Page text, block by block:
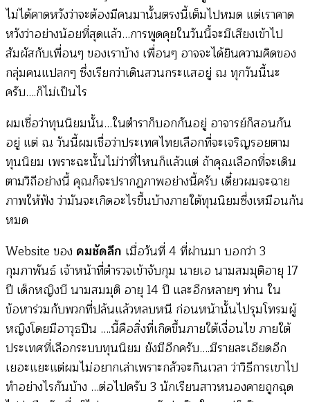
ไม่ได้คาดหวังว่าจะต้องมีคนมานั้นตรงนี้เต็มไปหมด แต่เราคาด
หวังว่าอย่างน้อยที่สุดแล้ว…การพูดคุยในวันนี้จะมีเสียงเข้าไป
สัมผัสกับเพื่อนๆ ของเราบ้าง เพื่อนๆ อาจจะได้ยินความคิดของ
กลุ่มคนแปลกๆ ซึ่งเรียกว่าเดินสวนกระแสอยู่ ณ ทุกวันนี้นะ
ครับ….ก็ไม่เป็นไร
ผมเชื่อว่าทุนนิยมนั้น…ในตำราก็บอกกันอยู่ อาจารย์ก็สอนกัน
อยู่ แต่ ณ วันนี้ผมเชื่อว่าประเทศไทยเลือกที่จะเจริญรอยตาม
ทุนนิยม เพราะฉะนั้นไม่ว่าที่ไหนก็แล้วแต่ ถ้าคุณเลือกที่จะเดิน
ตามวิถีอย่างนี้ คุณก็จะปรากฏภาพอย่างนี้ครับ เดี๋ยวผมจะฉาย
ภาพให้ฟัง ว่ามันจะเกิดอะไรขึ้นบ้างภายใต้ทุนนิยมซึ่งเหมือนกัน
หมด
Website ของ คมชัดลึก เมื่อวันที่ 4 ที่ผ่านมา บอกว่า 3
กุมภาพันธ์ เจ้าหน้าที่ตำรวจเข้าจับกุม นายเอ นามสมมุติอายุ 17
ปี เด็กหญิงบี นามสมมุติ อายุ 14 ปี และอีกหลายๆ ท่าน ใน
ข้อหาร่วมกับพวกที่ปล้นแล้วหลบหนี ก่อนหน้านั้นไปรุมโทรมผู้
หญิงโดยมีอาวุธปืน ….นี้คือสิ่งที่เกิดขึ้นภายใต้เงื่อนไข ภายใต้
ประเทศที่เลือกระบบทุนนิยม ยังมีอีกครับ….มีรายละเอียดอีก
เยอะแยะแต่ผมไม่อยากเล่าเพราะกลัวจะกินเวลา ว่าวิธีการเขาไป
ทำอย่างไรกันบ้าง …ต่อไปครับ 3 นักเรียนสาวหนองคายถูกฉุด